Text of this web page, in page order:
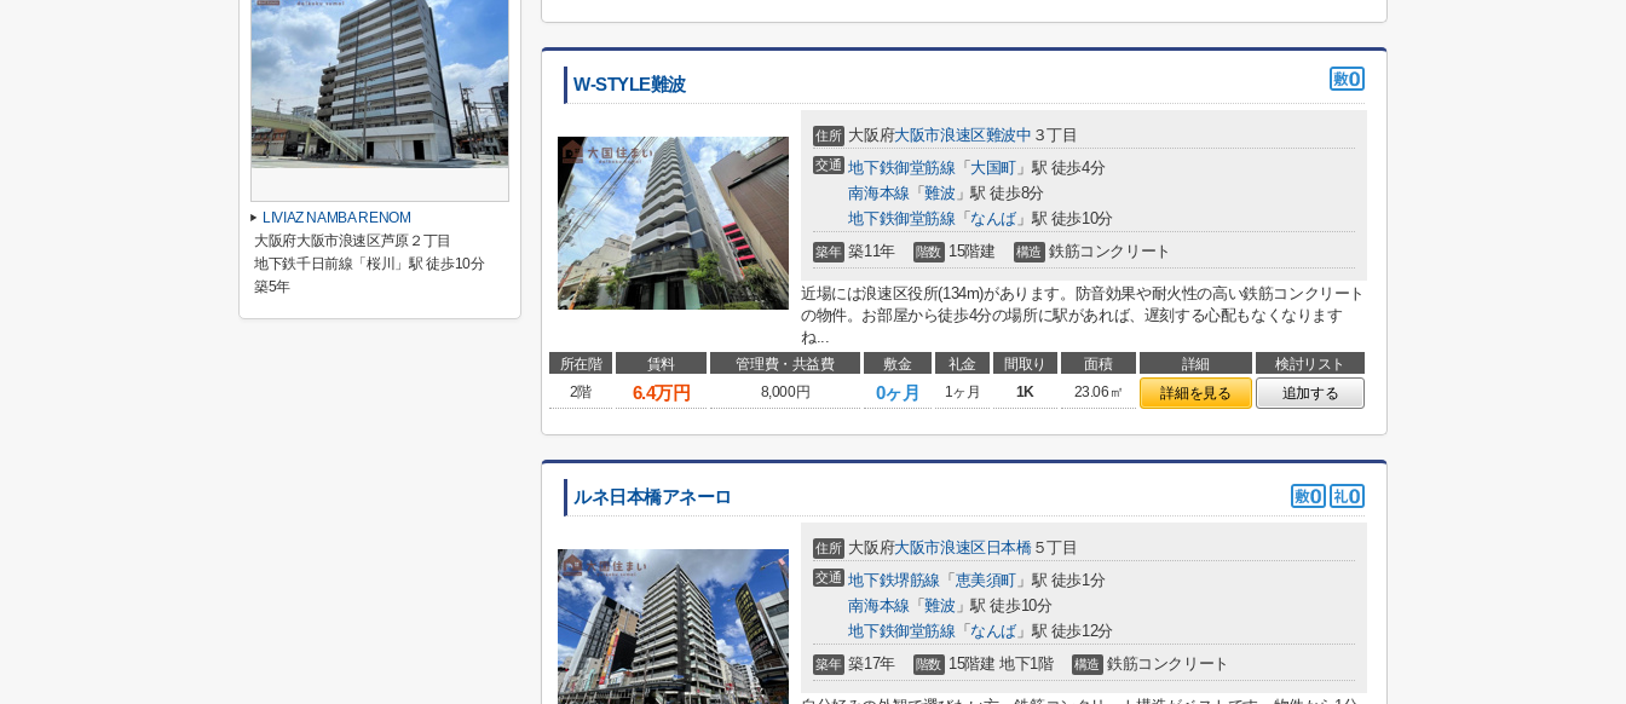
W-STYLE難波
住所 大阪府大阪市浪速区難波中 ３丁目
交通 地下鉄御堂筋線 「 大国町 」駅 徒歩4分
南海本線 「難波 」駅 徒歩8分
地下鉄御堂筋線 「 なんば 」駅 徒歩10分
築年 築11年 階数 15階建 構造 鉄筋コンクリート
近場には浪速区役所(134m)があります。防音効果や耐火性の高い鉄筋コンクリート
の物件。お部屋から徒歩4分の場所に駅があれば、遅刻する心配もなくなります
ね...
所在階 賃料 管理費・共益費 敷金 礼金 間取り 面積 詳細
検討リスト
2階
6.4万円 8,000円 0ヶ月 1ヶ月 1K 23.06㎡ 詳細を見る 追加する
ルネ日本橋アネーロ
住所 大阪府大阪市浪速区日本橋５丁目
交通 地下鉄堺筋線 「 恵美須町 」駅 徒歩1分
南海本線 「難波 」駅 徒歩10分
地下鉄御堂筋線 「 なんば 」駅 徒歩12分
築年 築17年 階数 15階建 地下1階 構造 鉄筋コンクリート
LIVIAZ NAMBA RENOM
大阪府大阪市浪速区芦原２丁目
地下鉄千日前線「桜川」駅 徒歩10分
築5年